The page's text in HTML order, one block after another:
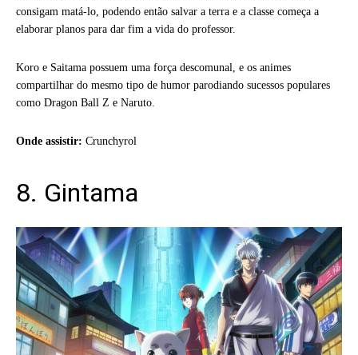
consigam matá-lo, podendo então salvar a terra e a classe começa a
elaborar planos para dar fim a vida do professor.
Koro e Saitama possuem uma força descomunal, e os animes
compartilhar do mesmo tipo de humor parodiando sucessos populares
como Dragon Ball Z e Naruto.
Onde assistir: Crunchyrol
8. Gintama